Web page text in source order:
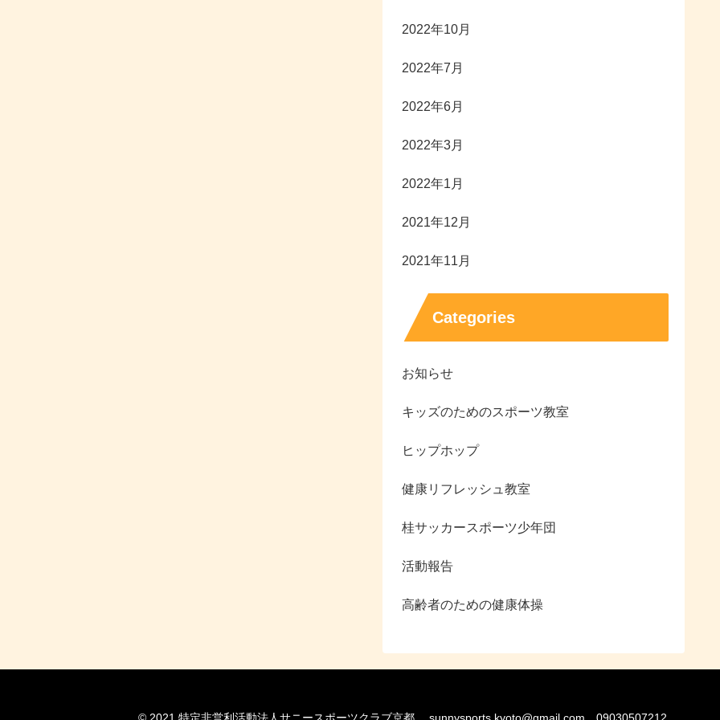
2022年10月
2022年7月
2022年6月
2022年3月
2022年1月
2021年12月
2021年11月
Categories
お知らせ
キッズのためのスポーツ教室
ヒップホップ
健康リフレッシュ教室
桂サッカースポーツ少年団
活動報告
高齢者のための健康体操